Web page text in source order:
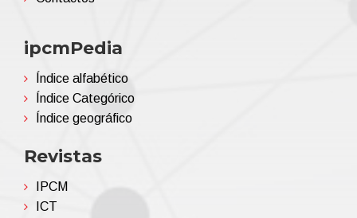
ipcmPedia
Índice alfabético
Índice Categórico
Índice geográfico
Revistas
IPCM
ICT